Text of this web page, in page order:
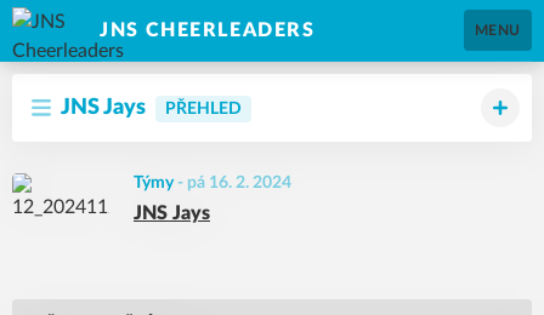
JNS CHEERLEADERS MENU
JNS Jays PŘEHLED
Týmy- pá 16. 2. 2024
JNS Jays